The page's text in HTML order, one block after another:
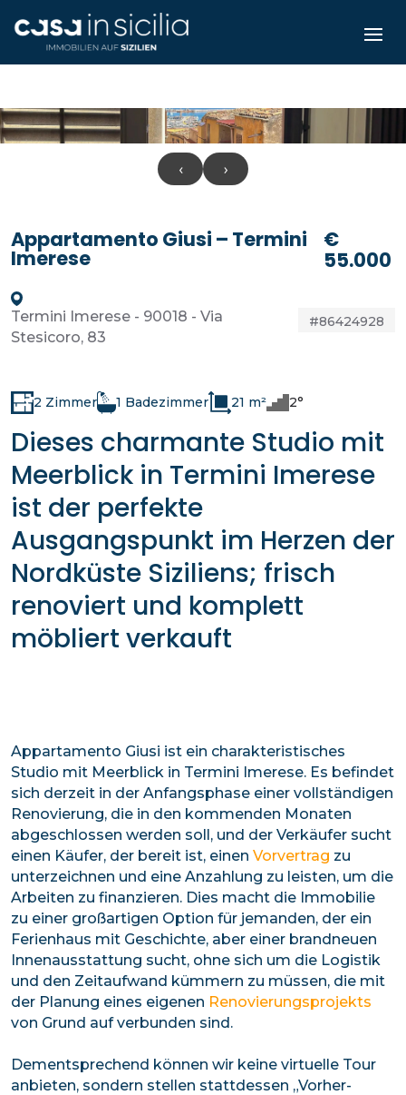
‹ ›
Appartamento Giusi – Termini
Imerese
€
55.000
Termini Imerese - 90018 - Via
Stesicoro, 83
#86424928
2 Zimmer 1 Badezimmer 21 m² 2°
Dieses charmante Studio mit
Meerblick in Termini Imerese
ist der perfekte
Ausgangspunkt im Herzen der
Nordküste Siziliens; frisch
renoviert und komplett
möbliert verkauft
Appartamento Giusi ist ein charakteristisches
Studio mit Meerblick in Termini Imerese. Es befindet
sich derzeit in der Anfangsphase einer vollständigen
Renovierung, die in den kommenden Monaten
abgeschlossen werden soll, und der Verkäufer sucht
einen Käufer, der bereit ist, einen Vorvertrag zu
unterzeichnen und eine Anzahlung zu leisten, um die
Arbeiten zu finanzieren. Dies macht die Immobilie
zu einer großartigen Option für jemanden, der ein
Ferienhaus mit Geschichte, aber einer brandneuen
Innenausstattung sucht, ohne sich um die Logistik
und den Zeitaufwand kümmern zu müssen, die mit
der Planung eines eigenen Renovierungsprojekts
von Grund auf verbunden sind.
Dementsprechend können wir keine virtuelle Tour
anbieten, sondern stellen stattdessen „Vorher-